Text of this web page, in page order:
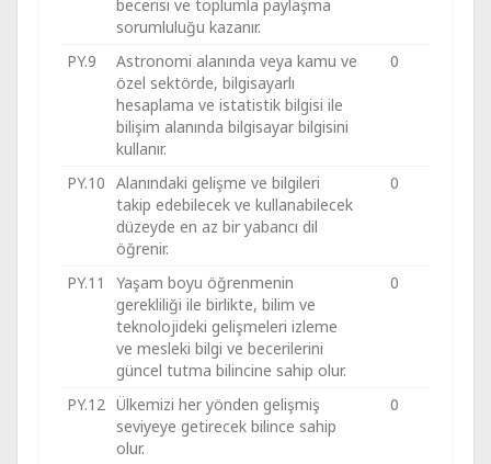
becerisi ve toplumla paylaşma
sorumluluğu kazanır.
PY.9
Astronomi alanında veya kamu ve
özel sektörde, bilgisayarlı
hesaplama ve istatistik bilgisi ile
bilişim alanında bilgisayar bilgisini
kullanır.
0
PY.10 Alanındaki gelişme ve bilgileri
takip edebilecek ve kullanabilecek
düzeyde en az bir yabancı dil
öğrenir.
0
PY.11
Yaşam boyu öğrenmenin
gerekliliği ile birlikte, bilim ve
teknolojideki gelişmeleri izleme
ve mesleki bilgi ve becerilerini
güncel tutma bilincine sahip olur.
0
PY.12 Ülkemizi her yönden gelişmiş
seviyeye getirecek bilince sahip
olur.
0